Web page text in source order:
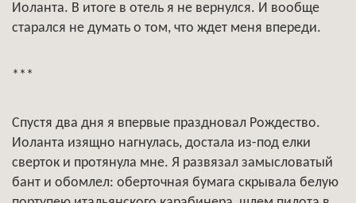
Иоланта. В итоге в отель я не вернулся. И вообще
старался не думать о том, что ждет меня впереди.
***
Спустя два дня я впервые праздновал Рождество.
Иоланта изящно нагнулась, достала из-под елки
сверток и протянула мне. Я развязал замысловатый
бант и обомлел: оберточная бумага скрывала белую